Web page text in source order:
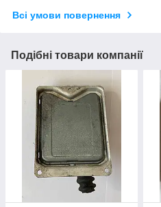
Всі умови повернення
Подібні товари компанії